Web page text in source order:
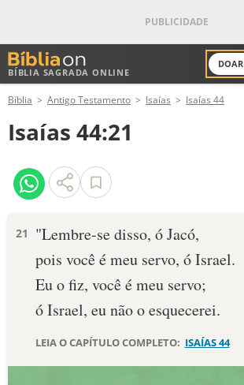
BÍBLIA SAGRADA ONLINE
DOAR
ANTIGO TESTAMENTO
NOVO TESTAMENTO
VERSÍCULOS
PALAVRA DO DIA
SALMO DO DIA
DEVOCIONAL DIÁRIO
Bíblia Antigo Testamento Isaías Isaías 44
Isaías 44:21
21
"Lembre-se disso, ó Jacó,
pois você é meu servo, ó Israel.
Eu o fiz, você é meu servo;
ó Israel, eu não o esquecerei.
LEIA O CAPÍTULO COMPLETO: ISAÍAS 44